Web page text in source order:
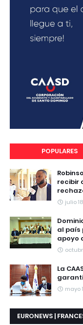
POPULARES
recibir
julio
al país
apoyo
La
mayo
EURONEWS |